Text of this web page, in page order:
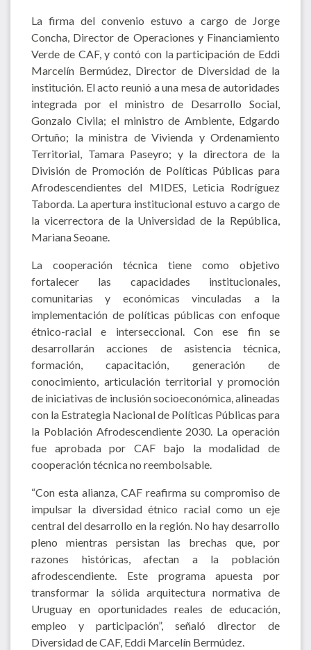
La firma del convenio estuvo a cargo de Jorge
Concha, Director de Operaciones y Financiamiento
Verde de CAF, y contó con la participación de Eddi
Marcelín Bermúdez, Director de Diversidad de la
institución. El acto reunió a una mesa de autoridades
integrada por el ministro de Desarrollo Social,
Gonzalo Civila; el ministro de Ambiente, Edgardo
Ortuño; la ministra de Vivienda y Ordenamiento
Territorial, Tamara Paseyro; y la directora de la
División de Promoción de Políticas Públicas para
Afrodescendientes del MIDES, Leticia Rodríguez
Taborda. La apertura institucional estuvo a cargo de
la vicerrectora de la Universidad de la República,
Mariana Seoane.
La cooperación técnica tiene como objetivo
fortalecer las capacidades institucionales,
comunitarias y económicas vinculadas a la
implementación de políticas públicas con enfoque
étnico-racial e interseccional. Con ese fin se
desarrollarán acciones de asistencia técnica,
formación, capacitación, generación de
conocimiento, articulación territorial y promoción
de iniciativas de inclusión socioeconómica, alineadas
con la Estrategia Nacional de Políticas Públicas para
la Población Afrodescendiente 2030. La operación
fue aprobada por CAF bajo la modalidad de
cooperación técnica no reembolsable.
“Con esta alianza, CAF reafirma su compromiso de
impulsar la diversidad étnico racial como un eje
central del desarrollo en la región. No hay desarrollo
pleno mientras persistan las brechas que, por
razones históricas, afectan a la población
afrodescendiente. Este programa apuesta por
transformar la sólida arquitectura normativa de
Uruguay en oportunidades reales de educación,
empleo y participación”, señaló director de
Diversidad de CAF, Eddi Marcelín Bermúdez.